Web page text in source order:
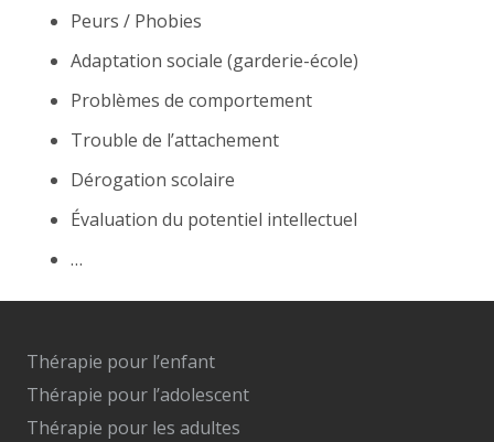
Peurs / Phobies
Adaptation sociale (garderie-école)
Problèmes de comportement
Trouble de l’attachement
Dérogation scolaire
Évaluation du potentiel intellectuel
…
Thérapie pour l’enfant
Thérapie pour l’adolescent
Thérapie pour les adultes